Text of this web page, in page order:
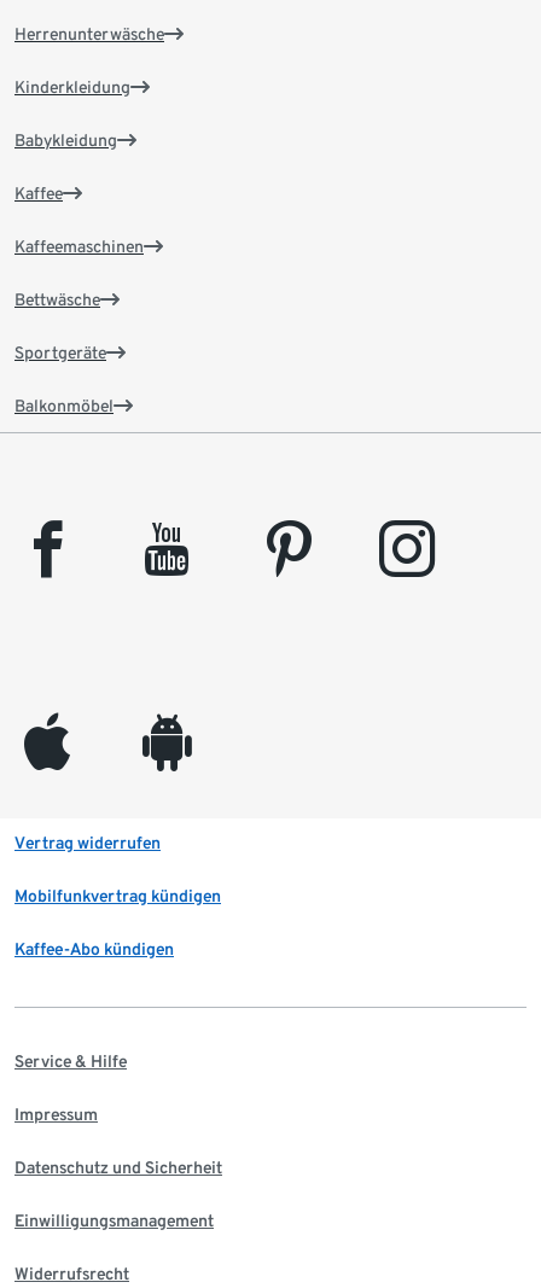
Herrenunterwäsche
Kinderkleidung
Babykleidung
Kaffee
Kaffeemaschinen
Bettwäsche
Sportgeräte
Balkonmöbel
facebook youtube pinterest instagram
appleinc android
Vertrag widerrufen
Mobilfunkvertrag kündigen
Kaffee-Abo kündigen
Service & Hilfe
Impressum
Datenschutz und Sicherheit
Einwilligungsmanagement
Widerrufsrecht